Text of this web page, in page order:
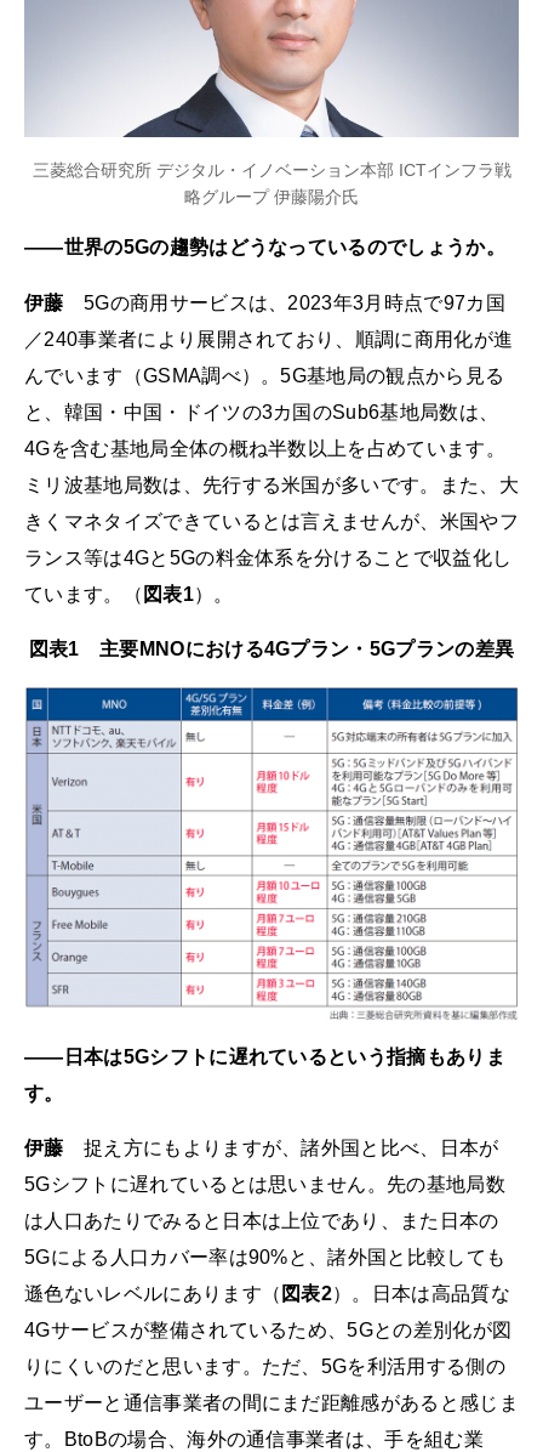
三菱総合研究所 デジタル・イノベーション本部 ICTインフラ戦
略グループ 伊藤陽介氏
――世界の5Gの趨勢はどうなっているのでしょうか。
伊藤 5Gの商用サービスは、2023年3月時点で97カ国
／240事業者により展開されており、順調に商用化が進
んでいます（GSMA調べ）。5G基地局の観点から見る
と、韓国・中国・ドイツの3カ国のSub6基地局数は、
4Gを含む基地局全体の概ね半数以上を占めています。
ミリ波基地局数は、先行する米国が多いです。また、大
きくマネタイズできているとは言えませんが、米国やフ
ランス等は4Gと5Gの料金体系を分けることで収益化し
ています。（ 図表1）。
図表1 主要MNOにおける4Gプラン・5Gプランの差異
――日本は5Gシフトに遅れているという指摘もありま
す。
伊藤 捉え方にもよりますが、諸外国と比べ、日本が
5Gシフトに遅れているとは思いません。先の基地局数
は人口あたりでみると日本は上位であり、また日本の
5Gによる人口カバー率は90%と、諸外国と比較しても
遜色ないレベルにあります（ 図表2）。日本は高品質な
4Gサービスが整備されているため、5Gとの差別化が図
りにくいのだと思います。ただ、5Gを利活用する側の
ユーザーと通信事業者の間にまだ距離感があると感じま
す。BtoBの場合、海外の通信事業者は、手を組む業